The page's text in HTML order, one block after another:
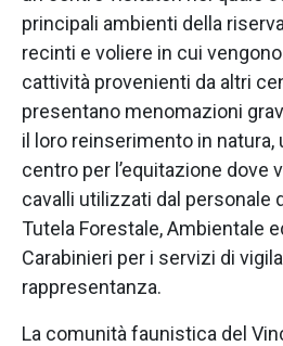
principali ambienti della
recinti e voliere in cui
cattività provenienti da altri
presentano menomazioni
il loro reinserimento in natura,
centro per l’equitazione dove
cavalli utilizzati dal personale
Tutela Forestale, Ambientale
Carabinieri per i servizi di
rappresentanza.
La comunità faunistica del